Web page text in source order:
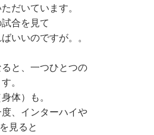
だいています。
合を見て
いいのですが。。
と、一つひとつの
。
体）も。
、インターハイや
見ると